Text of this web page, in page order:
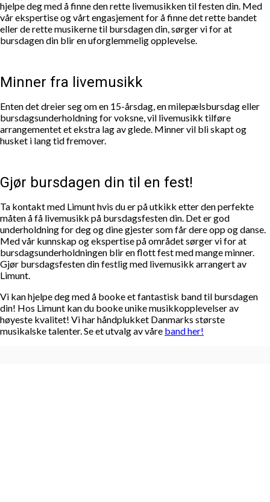
hjelpe deg med å finne den rette livemusikken til festen din. Med
vår ekspertise og vårt engasjement for å finne det rette bandet
eller de rette musikerne til bursdagen din, sørger vi for at
bursdagen din blir en uforglemmelig opplevelse.
Minner fra livemusikk
Enten det dreier seg om en 15-årsdag, en milepælsbursdag eller
bursdagsunderholdning for voksne, vil livemusikk tilføre
arrangementet et ekstra lag av glede. Minner vil bli skapt og
husket i lang tid fremover.
Gjør bursdagen din til en fest!
Ta kontakt med Limunt hvis du er på utkikk etter den perfekte
måten å få livemusikk på bursdagsfesten din. Det er god
underholdning for deg og dine gjester som får dere opp og danse.
Med vår kunnskap og ekspertise på området sørger vi for at
bursdagsunderholdningen blir en flott fest med mange minner.
Gjør bursdagsfesten din festlig med livemusikk arrangert av
Limunt.
Vi kan hjelpe deg med å booke et fantastisk band til bursdagen
din! Hos Limunt kan du booke unike musikkopplevelser av
høyeste kvalitet! Vi har håndplukket Danmarks største
musikalske talenter. Se et utvalg av våre band her!